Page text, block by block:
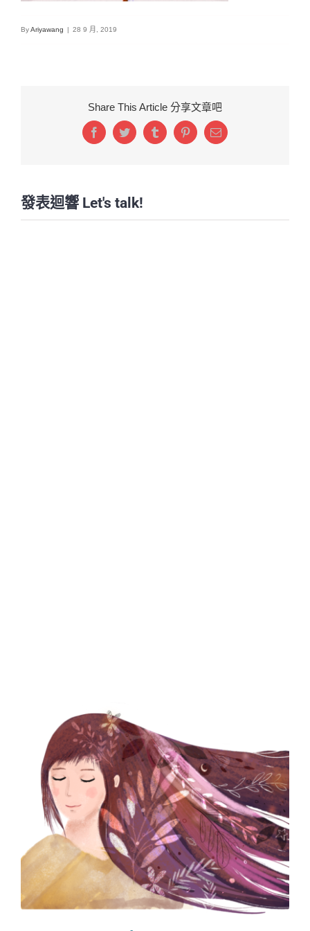
ByAriyawang | 28 9 月, 2019
Share This Article 分享文章吧
FacebookTwitterTumblrPinterestEmail:
發表迴響 Let's talk!